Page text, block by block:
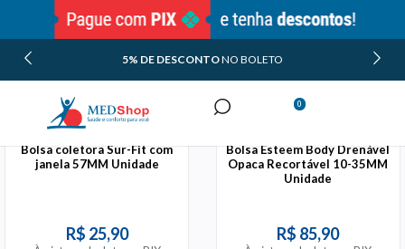
5% DE DESCONTONO BOLETO
Meus Pedidos
0
Bolsa coletora Sur-Fit com
janela 57MM Unidade
R$ 25,90
Bolsa Esteem Body Drenável
Opaca Recortável 10-35MM
Unidade
R$ 85,90